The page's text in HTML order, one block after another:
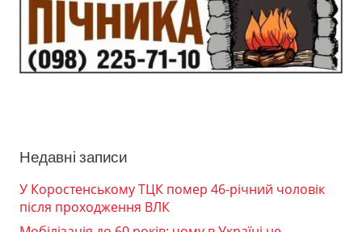
Недавні записи
У Коростенському ТЦК помер 46-річний чоловік
після проходження ВЛК